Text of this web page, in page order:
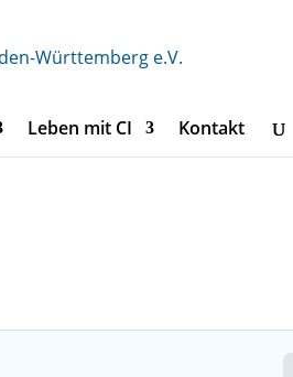
Leben mit CI Kontakt